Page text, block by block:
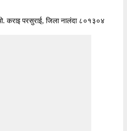
कराइ परसुराई, जिला नालंदा ८०१३०४